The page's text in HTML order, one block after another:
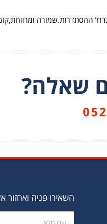
שאלה?
השאירו פניה ואחזור